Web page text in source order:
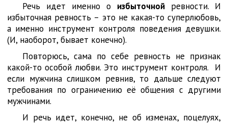
Речь идет именно о избыточной ревности. И
избыточная ревность – это не какая-то суперлюбовь,
а именно инструмент контроля поведения девушки.
(И, наоборот, бывает конечно).
Повторюсь, сама по себе ревность не признак
какой-то особой любви. Это инструмент контроля. И
если мужчина слишком ревнив, то дальше следуют
требования по ограничению её общения с другими
мужчинами.
И речь идет, конечно, не об изменах, поцелуях,